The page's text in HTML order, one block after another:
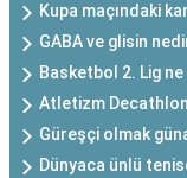
Kupa maçındaki
GABA ve glisin
Basketbol 2. Lig
Atletizm
Güreşçi olmak
Dünyaca ünlü